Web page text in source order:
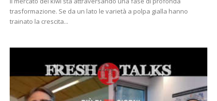
trasformazione. Se da un lato le varietà a polpa gialla hanno
trainato la crescita...